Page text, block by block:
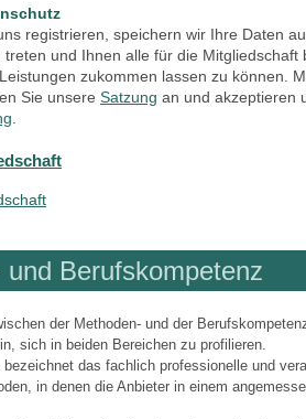
registrieren, speichern wir Ihre Daten
treten und Ihnen alle für die Mitgliedschaft
zukommen lassen zu können.
Sie unsere Satzung an und akzeptieren
und Berufskompetenz
der Methoden- und der
sich in beiden Bereichen zu profilieren.
bezeichnet das fachlich professionelle und
in denen die Anbieter in einem